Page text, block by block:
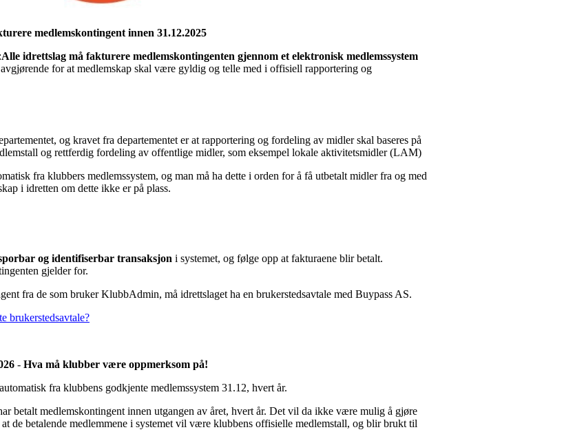
medlemskontingent innen 31.12.2025
Alle idrettslag må fakturere medlemskontingenten gjennom et elektronisk medlemssystem
for at medlemskap skal være gyldig og telle med i offisiell rapportering og
og kravet fra departementet er at rapportering og fordeling av midler skal baseres på
og rettferdig fordeling av offentlige midler, som eksempel lokale aktivitetsmidler (LAM)
fra klubbers medlemssystem, og man må ha dette i orden for å få utbetalt midler fra og med
i idretten om dette ikke er på plass.
og identifiserbar transaksjon i systemet, og følge opp at fakturaene blir betalt.
gjelder for.
fra de som bruker KlubbAdmin, må idrettslaget ha en brukerstedsavtale med Buypass AS.
brukerstedsavtale?
- Hva må klubber være oppmerksom på!
fra klubbens godkjente medlemssystem 31.12, hvert år.
betalt medlemskontingent innen utgangen av året, hvert år. Det vil da ikke være mulig å gjøre
de betalende medlemmene i systemet vil være klubbens offisielle medlemstall, og blir brukt til